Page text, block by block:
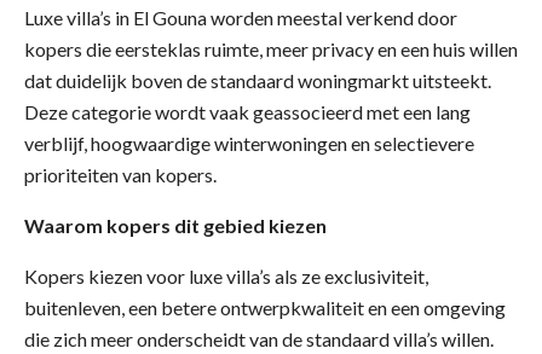
Luxe villa’s in El Gouna worden meestal verkend door
kopers die eersteklas ruimte, meer privacy en een huis willen
dat duidelijk boven de standaard woningmarkt uitsteekt.
Deze categorie wordt vaak geassocieerd met een lang
verblijf, hoogwaardige winterwoningen en selectievere
prioriteiten van kopers.
Waarom kopers dit gebied kiezen
Kopers kiezen voor luxe villa’s als ze exclusiviteit,
buitenleven, een betere ontwerpkwaliteit en een omgeving
die zich meer onderscheidt van de standaard villa’s willen.